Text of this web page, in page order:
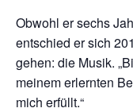
Obwohl er sechs
entschied er sich
gehen: die Musik.
meinem erlernten
mich erfüllt.“